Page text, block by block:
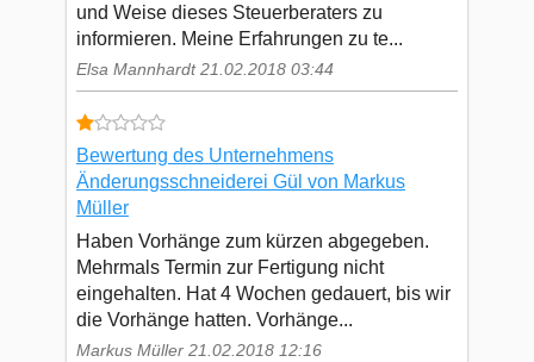
und Weise dieses Steuerberaters zu
informieren. Meine Erfahrungen zu te...
Elsa Mannhardt 21.02.2018 03:44
Bewertung des Unternehmens
Änderungsschneiderei Gül von Markus
Müller
Haben Vorhänge zum kürzen abgegeben.
Mehrmals Termin zur Fertigung nicht
eingehalten. Hat 4 Wochen gedauert, bis wir
die Vorhänge hatten. Vorhänge...
Markus Müller 21.02.2018 12:16